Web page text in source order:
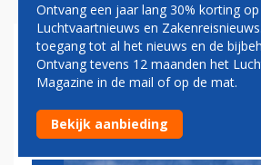
'VOORKOM DAT
VAN KLM
FRANKRIJK GAAT'
Ontvang een jaar lang 30% korting
Luchtvaartnieuws en
toegang tot al het nieuws en de
Ontvang tevens 12 maanden het
Magazine in de mail of op de mat.
Bekijk aanbieding